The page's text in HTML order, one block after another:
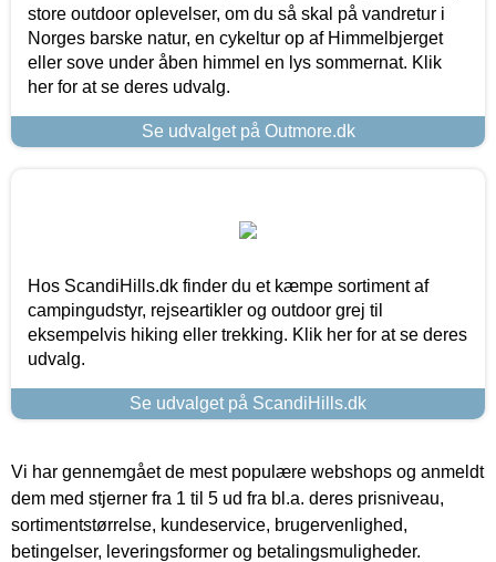
store outdoor oplevelser, om du så skal på vandretur i
Norges barske natur, en cykeltur op af Himmelbjerget
eller sove under åben himmel en lys sommernat. Klik
her for at se deres udvalg.
Se udvalget på Outmore.dk
Hos ScandiHills.dk finder du et kæmpe sortiment af
campingudstyr, rejseartikler og outdoor grej til
eksempelvis hiking eller trekking. Klik her for at se deres
udvalg.
Se udvalget på ScandiHills.dk
Vi har gennemgået de mest populære webshops og anmeldt
dem med stjerner fra 1 til 5 ud fra bl.a. deres prisniveau,
sortimentstørrelse, kundeservice, brugervenlighed,
betingelser, leveringsformer og betalingsmuligheder.